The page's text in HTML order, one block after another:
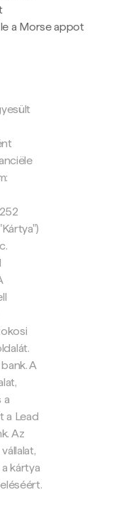
a Morse appot
A
a
a Lead
Az
kártya